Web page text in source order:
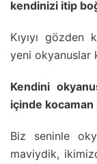
kendinizi itip
Kıyıyı gözden
yeni okyanuslar
Kendini
içinde
Biz seninle
maviydik,